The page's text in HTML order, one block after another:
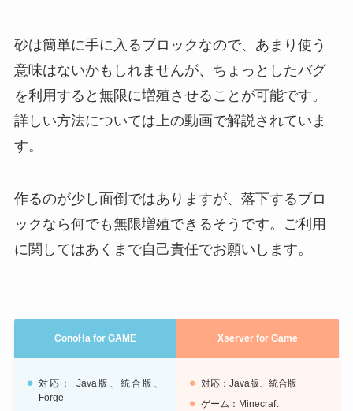
砂は簡単に手に入るブロックなので、あまり使う
意味はないかもしれませんが、ちょっとしたバグ
を利用すると無限に増殖させることが可能です。
詳しい方法については上の動画で解説されていま
す。
作るのが少し面倒ではありますが、落下するブロ
ックなら何でも無限増殖できるそうです。ご利用
に関してはあくまで自己責任でお願いします。
ConoHa for GAME Xserver for Game
対応： Java版、統合版、
Forge
対応：Java版、統合版
ゲーム：Minecraft